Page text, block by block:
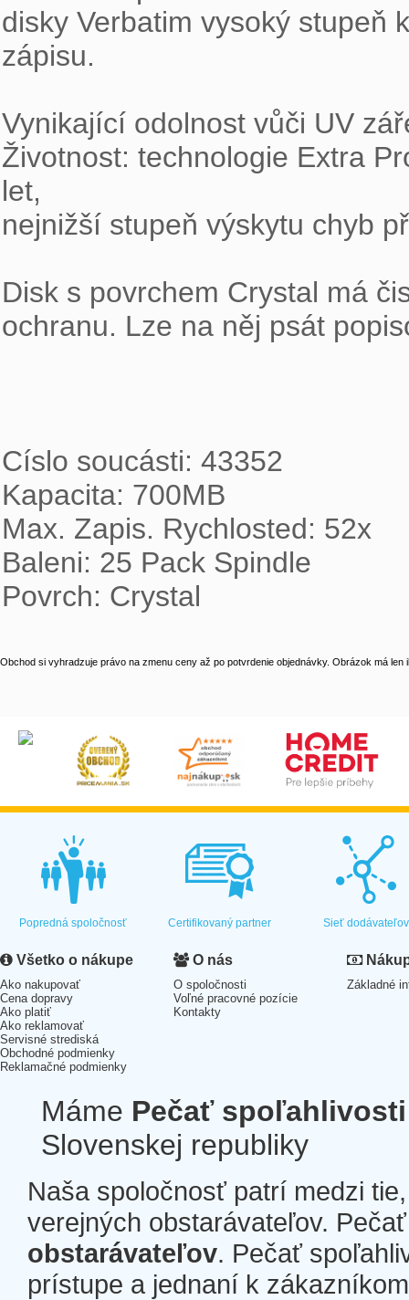
disky Verbatim vysoký stupeň
zápisu.
Vynikající odolnost vůči UV
Životnost: technologie Extra
let,
nejnižší stupeň výskytu chyb
Disk s povrchem Crystal má
ochranu. Lze na něj psát
Císlo soucásti: 43352
Kapacita: 700MB
Max. Zapis. Rychlosted: 52x
Baleni: 25 Pack Spindle
Povrch: Crystal
Obchod si vyhradzuje právo na zmenu ceny až po potvrdenie objednávky. Obrázok má len
Popredná spoločnosť Certifikovaný partner Sieť dodávateľov
Všetko o nákupe
Ako nakupovať
Cena dopravy
Ako platiť
Ako reklamovať
Servisné strediská
Obchodné podmienky
Reklamačné podmienky
O nás
O spoločnosti
Voľné pracovné pozície
Kontakty
Základné
Máme Pečať spoľahlivosti
Slovenskej republiky
Naša spoločnosť patrí medzi
verejných obstarávateľov.
obstarávateľov. Pečať
prístupe a jednaní k